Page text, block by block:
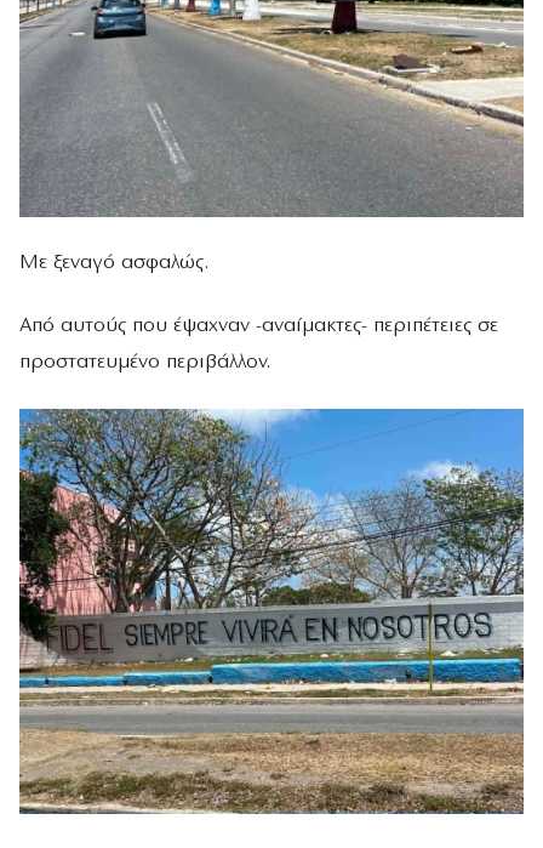
Με ξεναγό ασφαλώς.
Από αυτούς που έψαχναν -αναίμακτες- περιπέτειες σε
προστατευμένο περιβάλλον.